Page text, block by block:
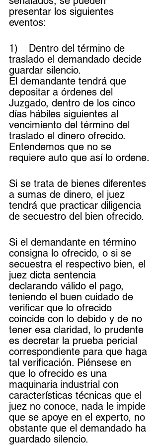
presentar los siguientes
eventos:
1)	Dentro del término de
traslado el demandado decide
guardar silencio.
El demandante tendrá que
depositar a órdenes del
Juzgado, dentro de los cinco
días hábiles siguientes al
vencimiento del término del
traslado el dinero ofrecido.
Entendemos que no se
requiere auto que así lo ordene.
Si se trata de bienes diferentes
a sumas de dinero, el juez
tendrá que practicar diligencia
de secuestro del bien ofrecido.
Si el demandante en término
consigna lo ofrecido, o si se
secuestra el respectivo bien, el
juez dicta sentencia
declarando válido el pago,
teniendo el buen cuidado de
verificar que lo ofrecido
coincide con lo debido y de no
tener esa claridad, lo prudente
es decretar la prueba pericial
correspondiente para que haga
tal verificación. Piénsese en
que lo ofrecido es una
maquinaria industrial con
características técnicas que el
juez no conoce, nada le impide
que se apoye en el experto, no
obstante que el demandado ha
guardado silencio.